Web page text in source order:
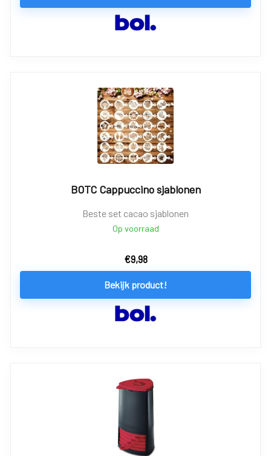
BOTC Cappuccino sjablonen
Beste set cacao sjablonen
Op voorraad
€9,98
Bekijk product!